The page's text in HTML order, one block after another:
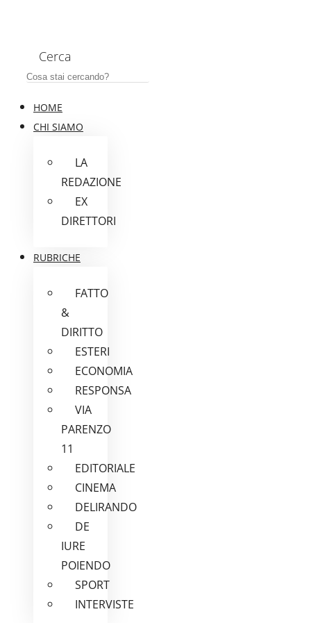
Cerca
HOME
CHI SIAMO
LA
REDAZIONE
EX
DIRETTORI
RUBRICHE
FATTO
&
DIRITTO
ESTERI
ECONOMIA
RESPONSA
VIA
PARENZO
11
EDITORIALE
CINEMA
DELIRANDO
DE
IURE
POIENDO
SPORT
INTERVISTE